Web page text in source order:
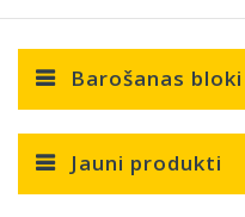
Barošanas bloki
Jauni produkti